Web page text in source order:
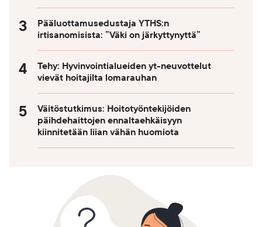
Pääluottamusedustaja YTHS:n
irtisanomisista: ”Väki on järkyttynyttä”
Tehy: Hyvinvointialueiden yt-neuvottelut
vievät hoitajilta lomarauhan
Väitöstutkimus: Hoitotyöntekijöiden
päihdehaittojen ennaltaehkäisyyn
kiinnitetään liian vähän huomiota